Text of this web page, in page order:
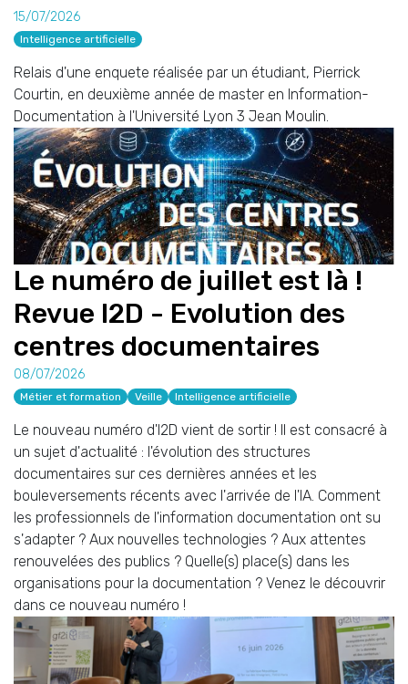
15/07/2026
Intelligence artificielle
Relais d'une enquete réalisée par un étudiant, Pierrick
Courtin, en deuxième année de master en Information-
Documentation à l'Université Lyon 3 Jean Moulin.
Le numéro de juillet est là !
Revue I2D - Evolution des
centres documentaires
08/07/2026
Métier et formation Veille Intelligence artificielle
Le nouveau numéro d'I2D vient de sortir ! Il est consacré à
un sujet d'actualité : l'évolution des structures
documentaires sur ces dernières années et les
bouleversements récents avec l'arrivée de l'IA. Comment
les professionnels de l'information documentation ont su
s'adapter ? Aux nouvelles technologies ? Aux attentes
renouvelées des publics ? Quelle(s) place(s) dans les
organisations pour la documentation ? Venez le découvrir
dans ce nouveau numéro !